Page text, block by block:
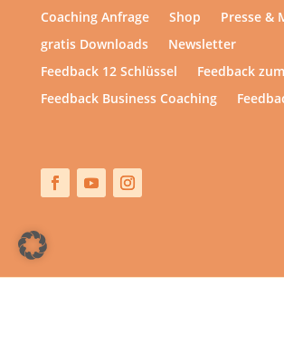
Coaching Anfrage
Shop
Presse &
gratis Downloads
Newsletter
Feedback 12 Schlüssel
Feedback
Feedback Business Coaching